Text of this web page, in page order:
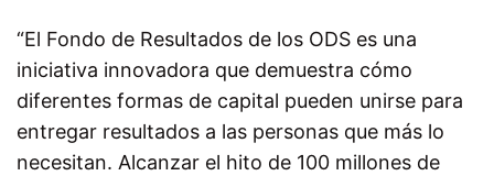
“El Fondo de Resultados de los ODS es una
iniciativa innovadora que demuestra cómo
diferentes formas de capital pueden unirse para
entregar resultados a las personas que más lo
necesitan. Alcanzar el hito de 100 millones de